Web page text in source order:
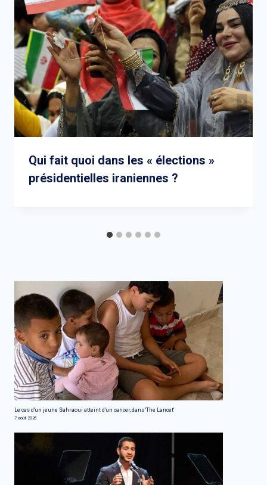
Qui fait quoi dans les « élections »
présidentielles iraniennes ?
Le cas d'un jeune Sahraoui atteint d'un cancer, dans 'The Lancet'
7 août 2026